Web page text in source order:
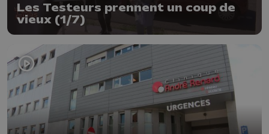
Les Testeurs prennent un coup de
vieux (1/7)